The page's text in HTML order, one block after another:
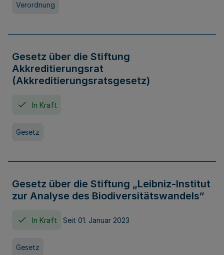
Verordnung
Gesetz über die Stiftung
Akkreditierungsrat
(Akkreditierungsratsgesetz)
In Kraft
Gesetz
Gesetz über die Stiftung „Leibniz-Institut
zur Analyse des Biodiversitätswandels“
In Kraft Seit 01. Januar 2023
Gesetz